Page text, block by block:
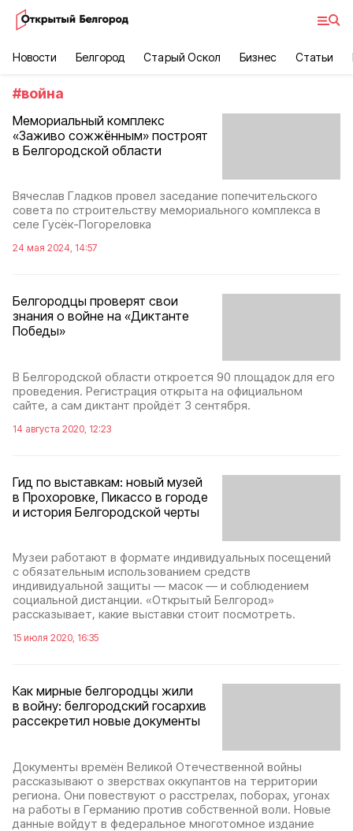
Новости Белгород Старый Оскол Бизнес Статьи
#война
Мемориальный комплекс
«Заживо сожжённым» построят
в Белгородской области
Вячеслав Гладков провел заседание попечительского
совета по строительству мемориального комплекса в
селе Гусёк-Погореловка
24 мая 2024, 14:57
Белгородцы проверят свои
знания о войне на «Диктанте
Победы»
В Белгородской области откроется 90 площадок для его
проведения. Регистрация открыта на официальном
сайте, а сам диктант пройдёт 3 сентября.
14 августа 2020, 12:23
Гид по выставкам: новый музей
в Прохоровке, Пикассо в городе
и история Белгородской черты
Музеи работают в формате индивидуальных посещений
с обязательным использованием средств
индивидуальной защиты — масок — и соблюдением
социальной дистанции. «Открытый Белгород»
рассказывает, какие выставки стоит посмотреть.
15 июля 2020, 16:35
Как мирные белгородцы жили
в войну: белгородский госархив
рассекретил новые документы
Документы времён Великой Отечественной войны
рассказывают о зверствах оккупантов на территории
региона. Они повествуют о расстрелах, поборах, угонах
на работы в Германию против собственной воли. Новые
данные войдут в федеральное многотомное издание